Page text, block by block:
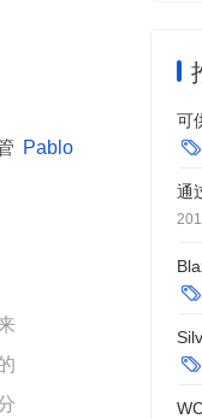
Pablo
可

通

